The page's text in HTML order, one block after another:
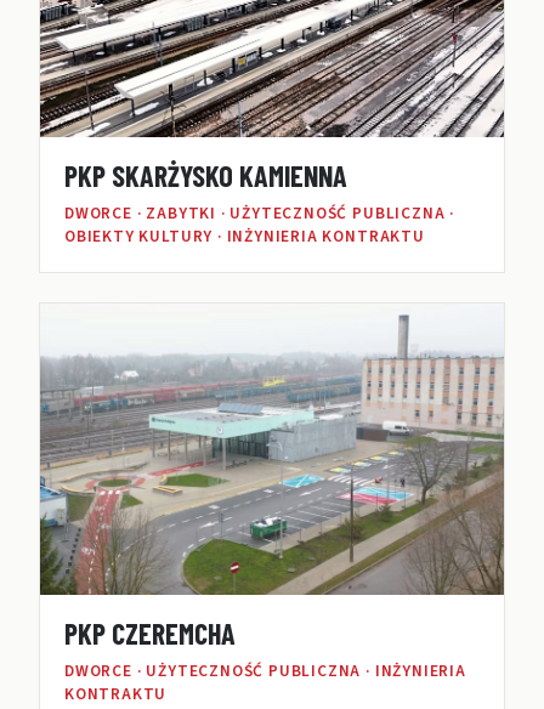
PKP SKARŻYSKO KAMIENNA
DWORCE · ZABYTKI · UŻYTECZNOŚĆ PUBLICZNA ·
OBIEKTY KULTURY · INŻYNIERIA KONTRAKTU
PKP CZEREMCHA
DWORCE · UŻYTECZNOŚĆ PUBLICZNA · INŻYNIERIA
KONTRAKTU